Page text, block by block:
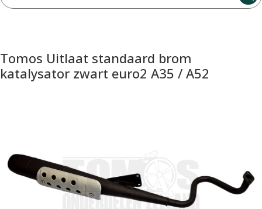
Home Motordelen Uitlaat Uitlaten
Tomos Uitlaat standaard brom
katalysator zwart euro2 A35 / A52